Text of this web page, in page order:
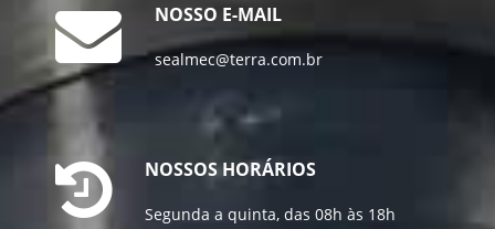
NOSSO E-MAIL
sealmec@terra.com.br
NOSSOS HORÁRIOS
Segunda a quinta, das 08h às 18h